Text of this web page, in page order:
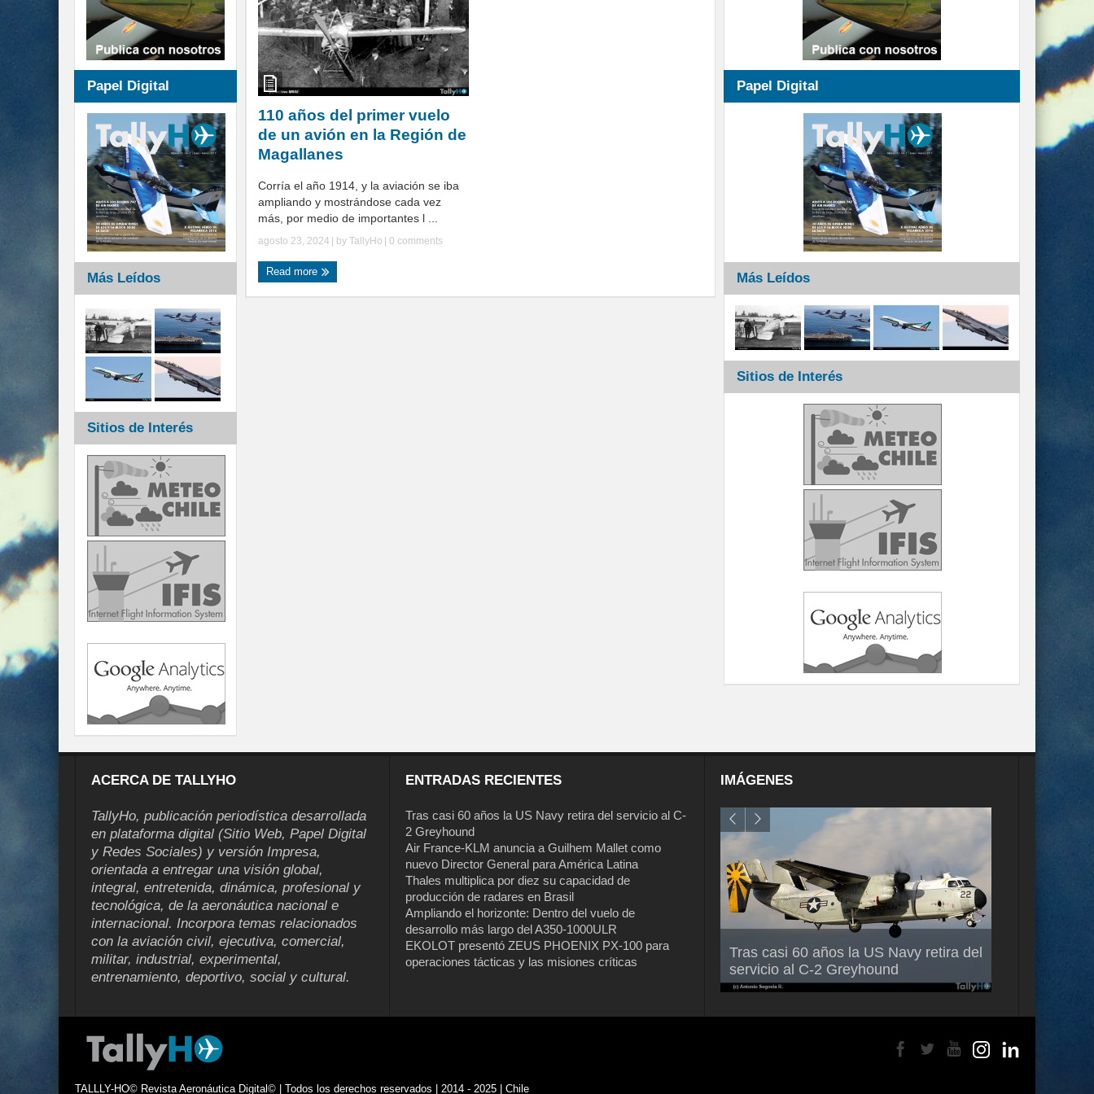
110 años del primer vuelo
de un avión en la Región de
Magallanes
Corría el año 1914, y la aviación se iba
ampliando y mostrándose cada vez
más, por medio de importantes l ...
agosto 23, 2024 | by TallyHo 0 comments
Read more
Papel Digital
Más Leídos
Sitios de Interés
Papel Digital
Más Leídos
Sitios de Interés
ACERCA DE TALLYHO
TallyHo, publicación periodística desarrollada
en plataforma digital (Sitio Web, Papel Digital
y Redes Sociales) y versión Impresa,
orientada a entregar una visión global,
integral, entretenida, dinámica, profesional y
tecnológica, de la aeronáutica nacional e
internacional. Incorpora temas relacionados
con la aviación civil, ejecutiva, comercial,
militar, industrial, experimental,
entrenamiento, deportivo, social y cultural.
ENTRADAS RECIENTES
Tras casi 60 años la US Navy retira del servicio al C-
2 Greyhound
Air France-KLM anuncia a Guilhem Mallet como
nuevo Director General para América Latina
Thales multiplica por diez su capacidad de
producción de radares en Brasil
Ampliando el horizonte: Dentro del vuelo de
desarrollo más largo del A350-1000ULR
EKOLOT presentó ZEUS PHOENIX PX-100 para
operaciones tácticas y las misiones críticas
IMÁGENES
Tras casi 60 años la US Navy retira del
servicio al C-2 Greyhound
Air France-KLM anuncia a Guilhem
Mallet como nuevo Director General
para América Latina
TALLLY-HO© Revista Aeronáutica Digital© | Todos los derechos reservados | 2014 - 2025 | Chile